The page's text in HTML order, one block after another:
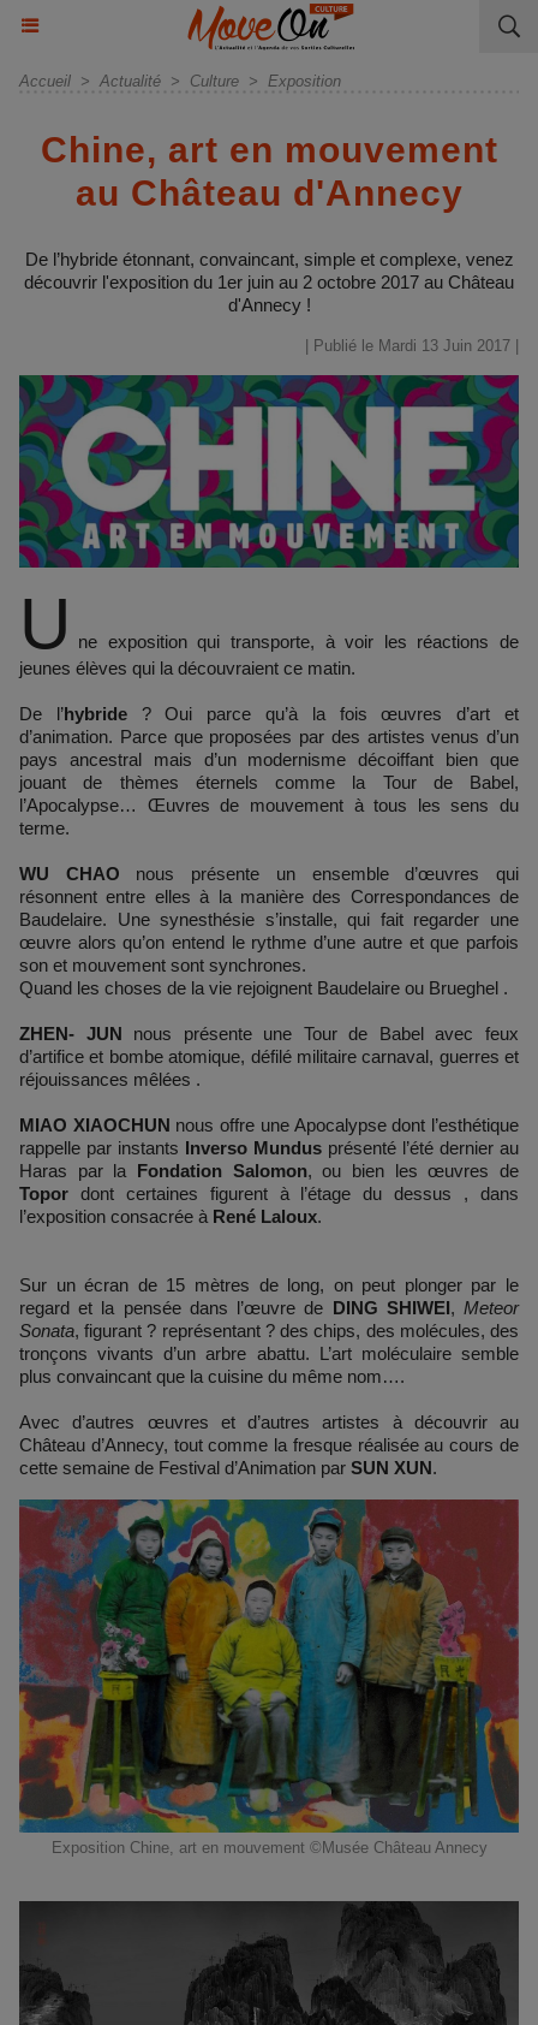
Accueil > Actualité > Culture > Exposition
Chine, art en mouvement
au Château d'Annecy
De l’hybride étonnant, convaincant, simple et complexe, venez
découvrir l'exposition du 1er juin au 2 octobre 2017 au Château
d'Annecy !
| Publié le Mardi 13 Juin 2017 |
U
ne exposition qui transporte, à voir les réactions de
jeunes élèves qui la découvraient ce matin.
De l’hybride? Oui parce qu’à la fois œuvres d’art et
d’animation. Parce que proposées par des artistes venus d’un
pays ancestral mais d’un modernisme décoiffant bien que
jouant de thèmes éternels comme la Tour de Babel,
l’Apocalypse… Œuvres de mouvement à tous les sens du
terme.
WU CHAO nous présente un ensemble d’œuvres qui
résonnent entre elles à la manière des Correspondances de
Baudelaire. Une synesthésie s’installe, qui fait regarder une
œuvre alors qu’on entend le rythme d’une autre et que parfois
son et mouvement sont synchrones.
Quand les choses de la vie rejoignent Baudelaire ou Brueghel .
ZHEN- JUN nous présente une Tour de Babel avec feux
d’artifice et bombe atomique, défilé militaire carnaval, guerres et
réjouissances mêlées .
MIAO XIAOCHUN nous offre une Apocalypse dont l’esthétique
rappelle par instants Inverso Mundus présenté l’été dernier au
Haras par la Fondation Salomon, ou bien les œuvres de
Topor dont certaines figurent à l’étage du dessus , dans
l’exposition consacrée à René Laloux.
Sur un écran de 15 mètres de long, on peut plonger par le
regard et la pensée dans l’œuvre de DING SHIWEI,Meteor
Sonata, figurant ? représentant ? des chips, des molécules, des
tronçons vivants d’un arbre abattu. L’art moléculaire semble
plus convaincant que la cuisine du même nom….
Avec d’autres œuvres et d’autres artistes à découvrir au
Château d’Annecy, tout comme la fresque réalisée au cours de
cette semaine de Festival d’Animation par SUN XUN.
Exposition Chine, art en mouvement ©Musée Château Annecy